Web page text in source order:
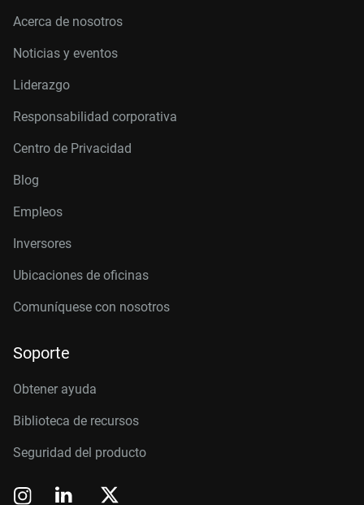
Acerca de nosotros
Noticias y eventos
Liderazgo
Responsabilidad corporativa
Centro de Privacidad
Blog
Empleos
Inversores
Ubicaciones de oficinas
Comuníquese con nosotros
Soporte
Obtener ayuda
Biblioteca de recursos
Seguridad del producto